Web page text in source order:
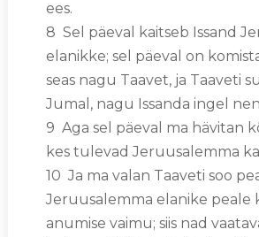
ees.
8 Sel päeval kaitseb Issand
elanikke; sel päeval on
seas nagu Taavet, ja Taaveti
Jumal, nagu Issanda ingel
9 Aga sel päeval ma hävitan
kes tulevad Jeruusalemma
10 Ja ma valan Taaveti soo
Jeruusalemma elanike peale
anumise vaimu; siis nad